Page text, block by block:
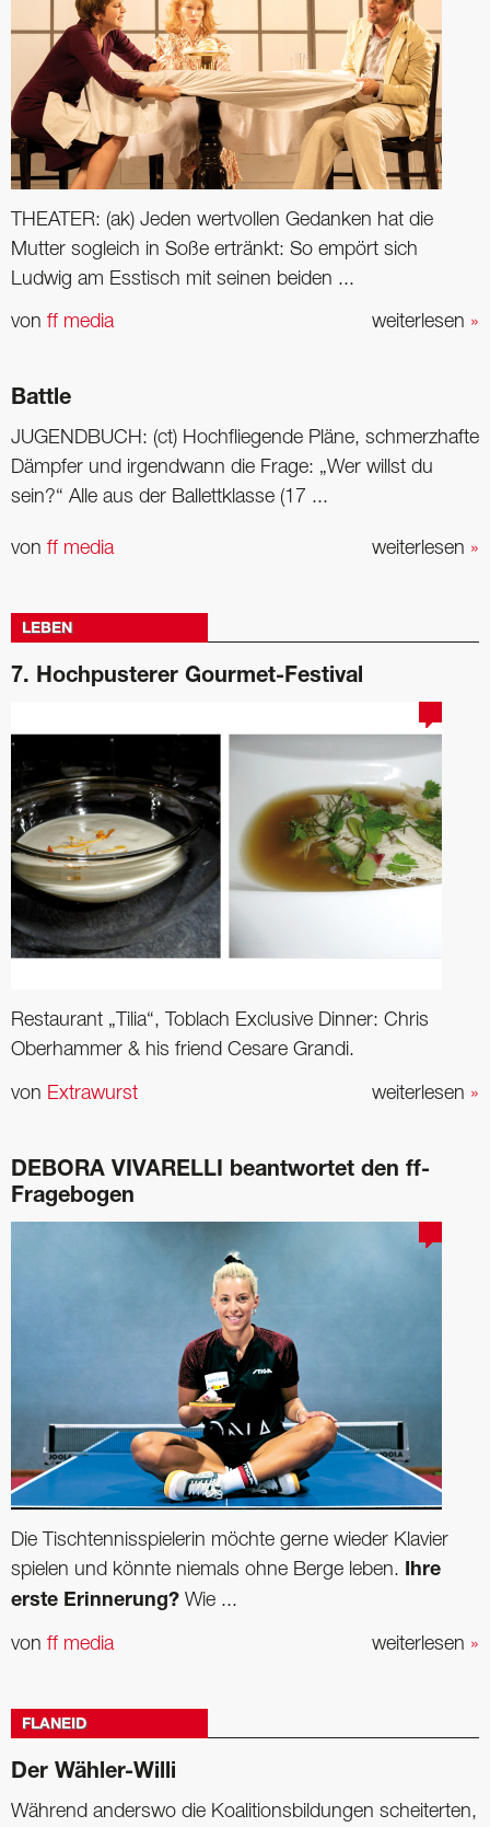
THEATER: (ak) Jeden wertvollen Gedanken hat die
Mutter sogleich in Soße ertränkt: So empört sich
Ludwig am Esstisch mit seinen beiden ...
weiterlesen »
von ff media
Battle
JUGENDBUCH: (ct) Hochfliegende Pläne, schmerzhafte
Dämpfer und irgendwann die Frage: „Wer willst du
sein?“ Alle aus der Ballettklasse (17 ...
weiterlesen »
von ff media
LEBEN
7. Hochpusterer Gourmet-Festival
Restaurant „Tilia“, Toblach Exclusive Dinner: Chris
Oberhammer & his friend Cesare Grandi.
weiterlesen »
von Extrawurst
DEBORA VIVARELLI beantwortet den ff-
Fragebogen
Die Tischtennisspielerin möchte gerne wieder Klavier
spielen und könnte niemals ohne Berge leben.
Ihre
erste Erinnerung? Wie ...
weiterlesen »
von ff media
FLANEID
Der Wähler-Willi
Während anderswo die Koalitionsbildungen scheiterten,